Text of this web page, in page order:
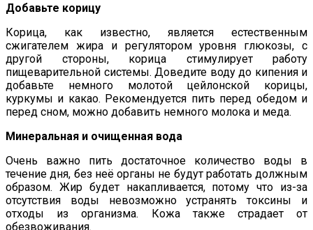
Добавьте корицу
Корица, как известно, является естественным
сжигателем жира и регулятором уровня глюкозы, с
другой стороны, корица стимулирует работу
пищеварительной системы. Доведите воду до кипения и
добавьте немного молотой цейлонской корицы,
куркумы и какао. Рекомендуется пить перед обедом и
перед сном, можно добавить немного молока и меда.
Минеральная и очищенная вода
Очень важно пить достаточное количество воды в
течение дня, без неё органы не будут работать должным
образом. Жир будет накапливается, потому что из-за
отсутствия воды невозможно устранять токсины и
отходы из организма. Кожа также страдает от
обезвоживания.